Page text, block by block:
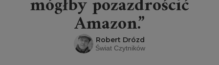
Amazon.”
Robert Drózd
Świat Czytników